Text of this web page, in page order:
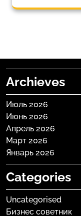
Archieves
Июль 2026
Июнь 2026
Апрель 2026
Март 2026
Январь 2026
Categories
Uncategorised
Бизнес советник